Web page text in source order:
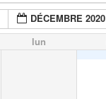
DÉCEMBRE 2020
lun